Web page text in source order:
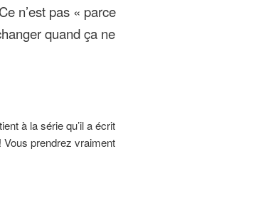
n’est pas « parce
quand ça ne
à la série qu’il a écrit
Vous prendrez vraiment